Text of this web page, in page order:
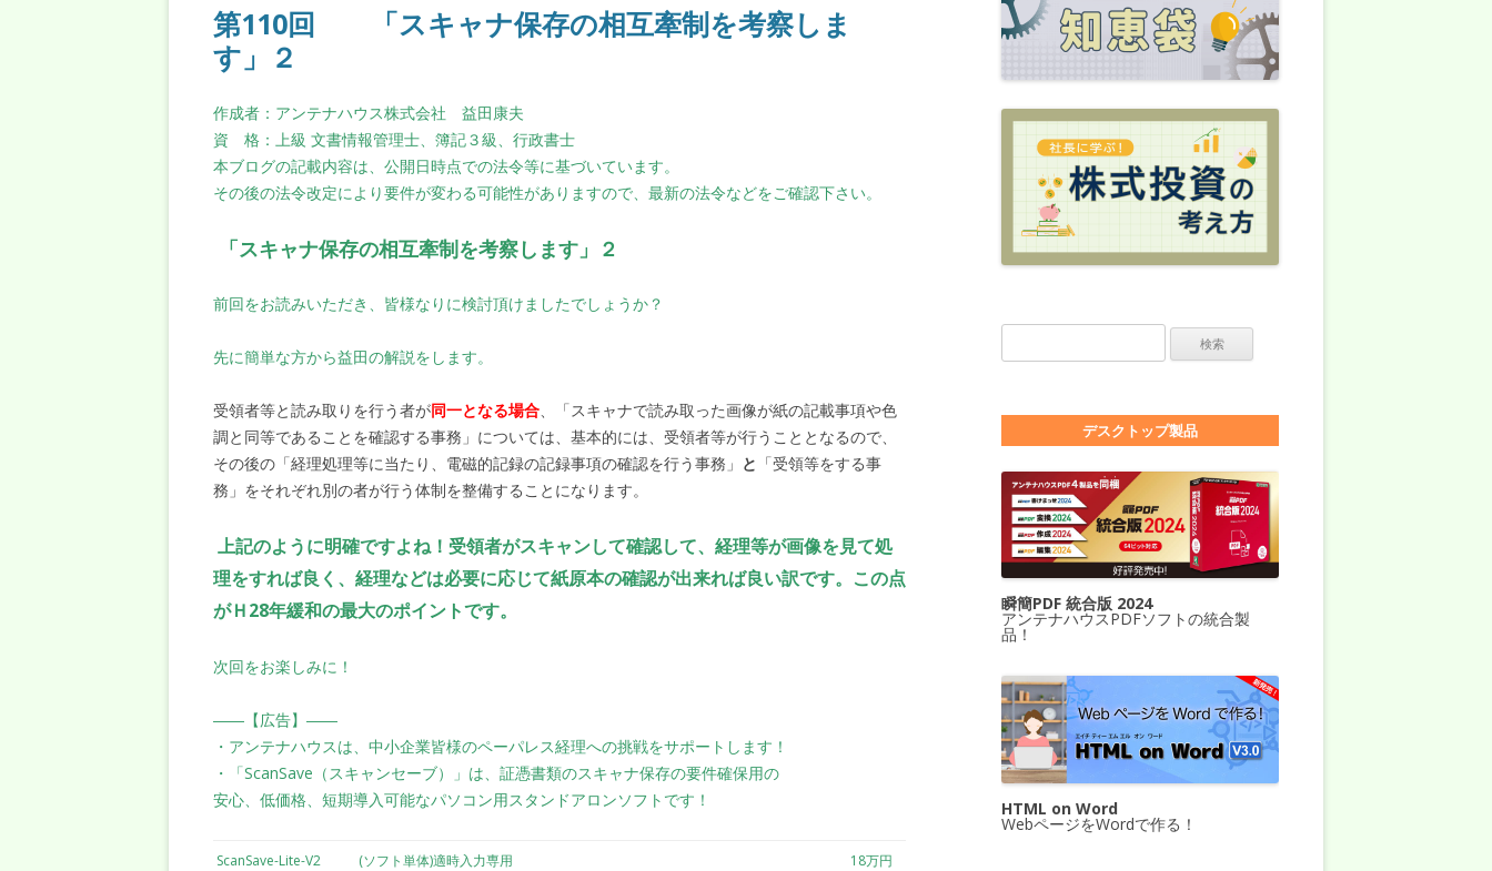
第110回 「スキャナ保存の相互牽制を考察しま
す」２
作成者：アンテナハウス株式会社 益田康夫
資 格：上級 文書情報管理士、簿記３級、行政書士
本ブログの記載内容は、公開日時点での法令等に基づいています。
その後の法令改定により要件が変わる可能性がありますので、最新の法令などをご確認下さい。
「スキャナ保存の相互牽制を考察します」２
前回をお読みいただき、皆様なりに検討頂けましたでしょうか？
先に簡単な方から益田の解説をします。
受領者等と読み取りを行う者が同一となる場合、「スキャナで読み取った画像が紙の記載事項や色
調と同等であることを確認する事務」については、基本的には、受領者等が行うこととなるので、
その後の「経理処理等に当たり、電磁的記録の記録事項の確認を行う事務」 と 「受領等をする事
務」をそれぞれ別の者が行う体制を整備することになります。
上記のように明確ですよね！受領者がスキャンして確認して、経理等が画像を見て処
理をすれば良く、経理などは必要に応じて紙原本の確認が出来れば良い訳です。この点
がＨ28年緩和の最大のポイントです。
次回をお楽しみに！
――【広告】――
・アンテナハウスは、中小企業皆様のペーパレス経理への挑戦をサポートします！
・「ScanSave（スキャンセーブ）」は、証憑書類のスキャナ保存の要件確保用の
安心、低価格、短期導入可能なパソコン用スタンドアロンソフトです！
ScanSave-Lite-V2 (ソフト単体)適時入力専用 18万円
デスクトップ製品
瞬簡PDF 統合版 2024
アンテナハウスPDFソフトの統合製
品！
HTML on Word
WebページをWordで作る！